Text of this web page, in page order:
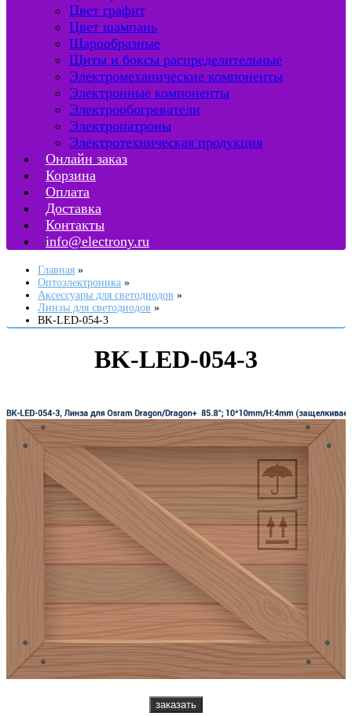
Цвет графит
Цвет шампань
Шарообразные
Щиты и боксы распределительные
Электромеханические компоненты
Электронные компоненты
Электрообогреватели
Электропатроны
Электротехническая продукция
Онлайн заказ
Корзина
Оплата
Доставка
Контакты
info@electrony.ru
Главная
Оптоэлектроника
Аксессуары для светодиодов
Линзы для светодиодов
BK-LED-054-3
BK-LED-054-3
заказать